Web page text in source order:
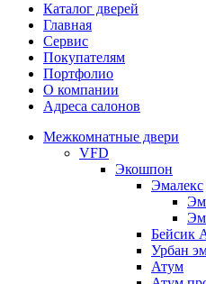
Каталог дверей
Главная
Сервис
Покупателям
Портфолио
О компании
Адреса салонов
Межкомнатные двери
VFD
Экошпон
Эмалекс
Бейсик
Урбан
Атум